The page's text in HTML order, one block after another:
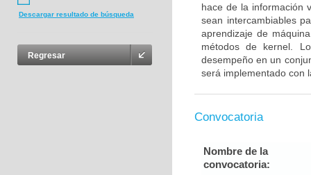
Descargar resultado de búsqueda
Regresar
hace de la información
sean intercambiables
aprendizaje de
métodos de kernel.
desempeño en un
será implementado con
Convocatoria
Nombre de la
convocatoria: